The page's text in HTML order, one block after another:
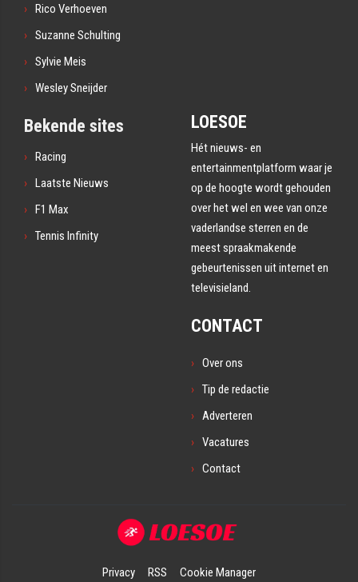
Rico Verhoeven
Suzanne Schulting
Sylvie Meis
Wesley Sneijder
Bekende sites
Racing
Laatste Nieuws
F1 Max
Tennis Infinity
LOESOE
Hét nieuws- en
entertainmentplatform waar je
op de hoogte wordt gehouden
over het wel en wee van onze
vaderlandse sterren en de
meest spraakmakende
gebeurtenissen uit internet en
televisieland.
CONTACT
Over ons
Tip de redactie
Adverteren
Vacatures
Contact
Privacy RSS Cookie Manager